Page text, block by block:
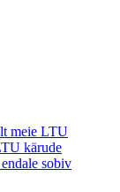
meie LTU
kärude
sobiv